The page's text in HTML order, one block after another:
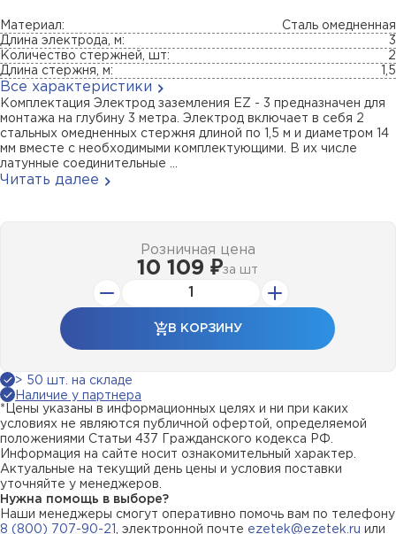
Материал:
Сталь омедненная
Длина электрода, м:
3
Количество стержней, шт:
2
Длина стержня, м:
1,5
Все характеристики
Комплектация Электрод заземления EZ - 3 предназначен для
монтажа на глубину 3 метра. Электрод включает в себя 2
стальных омедненных стержня длиной по 1,5 м и диаметром 14
мм вместе с необходимыми комплектующими. В их числе
латунные соединительные ...
Читать далее
Розничная цена
10 109 ₽за шт
В КОРЗИНУ
> 50 шт. на складе
Наличие у партнера
*Цены указаны в информационных целях и ни при каких
условиях не являются публичной офертой, определяемой
положениями Статьи 437 Гражданского кодекса РФ.
Информация на сайте носит ознакомительный характер.
Актуальные на текущий день цены и условия поставки
уточняйте у менеджеров.
Нужна помощь в выборе?
Наши менеджеры смогут оперативно помочь вам по телефону
8 (800) 707-90-21
, электронной почте ezetek@ezetek.ru или